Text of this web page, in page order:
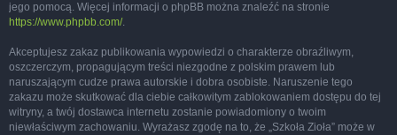
jego pomocą. Więcej informacji o phpBB można znaleźć na stronie
https://www.phpbb.com/.
Akceptujesz zakaz publikowania wypowiedzi o charakterze obraźliwym,
oszczerczym, propagującym treści niezgodne z polskim prawem lub
naruszającym cudze prawa autorskie i dobra osobiste. Naruszenie tego
zakazu może skutkować dla ciebie całkowitym zablokowaniem dostępu do tej
witryny, a twój dostawca internetu zostanie powiadomiony o twoim
niewłaściwym zachowaniu. Wyrażasz zgodę na to, że „Szkoła Zioła” może w